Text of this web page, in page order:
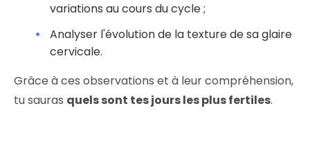
variations au cours du cycle ;
Analyser l'évolution de la texture de sa glaire
cervicale.
Grâce à ces observations et à leur compréhension,
tu sauras quels sont tes jours les plus fertiles.